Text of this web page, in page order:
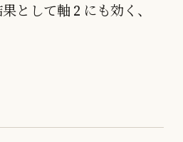
として軸 2 にも効く、